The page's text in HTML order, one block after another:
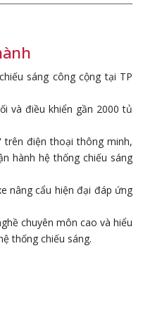
sáng công cộng tại TP
và điều khiển gần 2000 tủ
trên điện thoại thông minh,
hành hệ thống chiếu sáng
nâng cẩu hiện đại đáp ứng
chuyên môn cao và hiểu
thống chiếu sáng.